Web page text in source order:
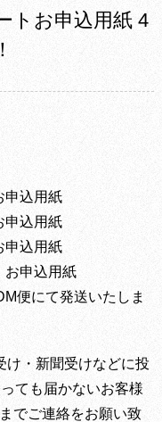
トお申込用紙 4
込用紙
込用紙
込用紙
申込用紙
便にて発送いたしま
・新聞受けなどに投
ても届かないお客様
でご連絡をお願い致